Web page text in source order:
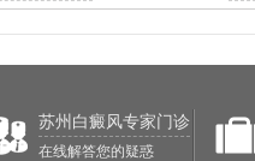
苏州白癜风专家门诊
在线解答您的疑惑